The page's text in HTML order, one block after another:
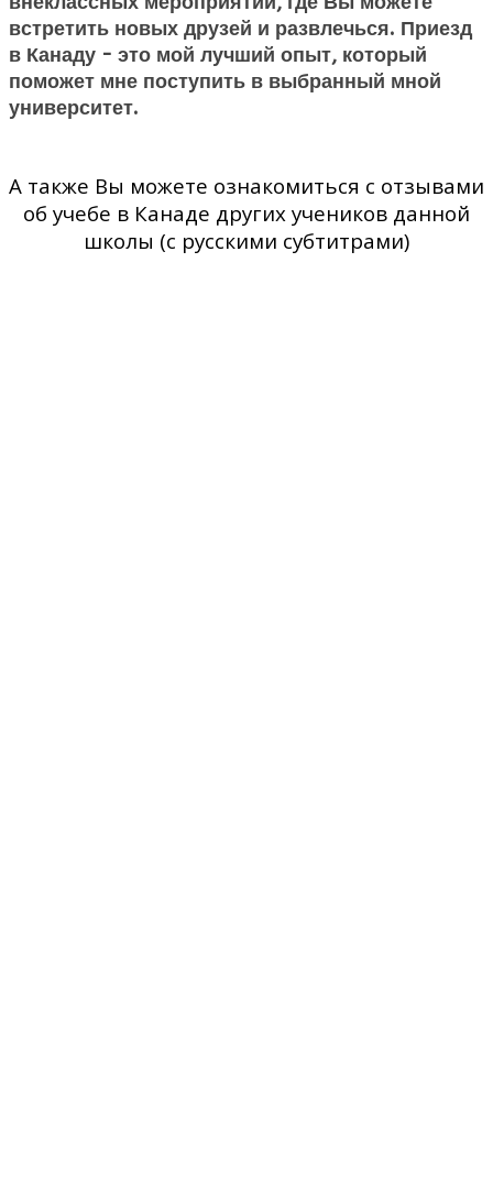
встретить новых друзей и развлечься. Приезд
в Канаду - это мой лучший опыт, который
поможет мне поступить в выбранный мной
университет.
А также Вы можете ознакомиться с отзывами
об учебе в Канаде других учеников данной
школы (с русскими субтитрами)